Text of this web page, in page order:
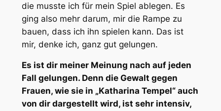
die musste ich für mein Spiel ablegen. Es
ging also mehr darum, mir die Rampe zu
bauen, dass ich ihn spielen kann. Das ist
mir, denke ich, ganz gut gelungen.
Es ist dir meiner Meinung nach auf jeden
Fall gelungen. Denn die Gewalt gegen
Frauen, wie sie in „Katharina Tempel“ auch
von dir dargestellt wird, ist sehr intensiv,